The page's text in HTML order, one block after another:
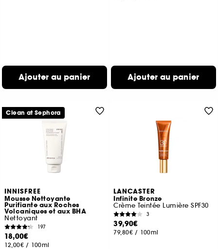
Ajouter au panier Ajouter au panier
INNISFREE
Mousse Nettoyante
Purifiante aux Roches
Volcaniques et aux BHA
Nettoyant
197
18,00€
12,00€ / 100ml
Clean at Sephora
LANCASTER
Infinite Bronze
Crème Teintée Lumière SPF30
3
39,90€
79,80€ / 100ml